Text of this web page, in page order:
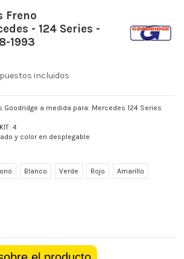
Freno
- 124 Series -
1993
incluidos
Goodridge a medida para: Mercedes 124 Series
4
y color en desplegable
Blanco Verde Rojo Amarillo